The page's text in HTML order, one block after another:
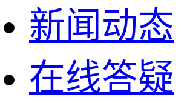
新闻动态
在线答疑